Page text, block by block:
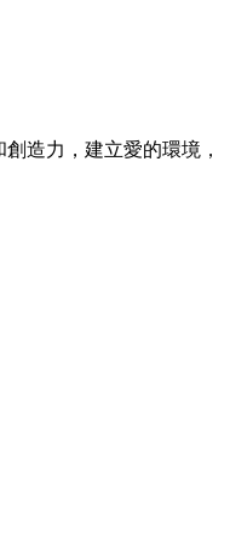
造力，建立愛的環境，